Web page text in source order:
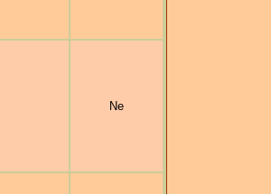
Ne